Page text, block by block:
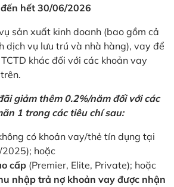
hết 30/06/2026
sản xuất kinh doanh (bao gồm cả
dịch vụ lưu trú và nhà hàng), vay để
khác đối với các khoản vay
giảm thêm 0.2%/năm đối với các
1 trong các tiêu chí sau:
có khoản vay/thẻ tín dụng tại
hoặc
cấp (Premier, Elite, Private); hoặc
nhập trả nợ khoản vay được nhận